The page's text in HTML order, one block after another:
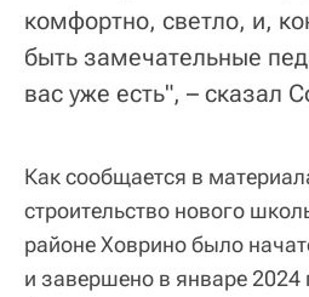
комфортно, светло, и,
быть замечательные
вас уже есть", – сказал
Как сообщается в
строительство нового
районе Ховрино было
и завершено в январе 2024